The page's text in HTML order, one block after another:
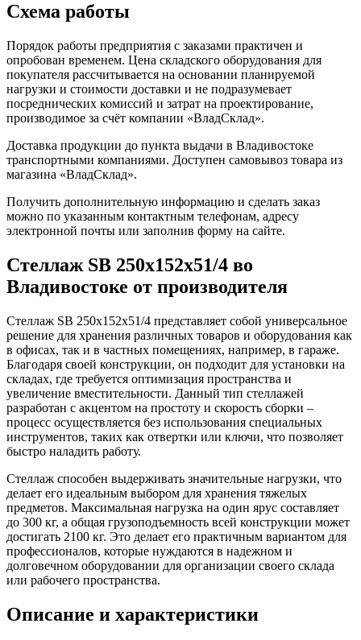
Схема работы
Порядок работы предприятия с заказами практичен и
опробован временем. Цена складского оборудования для
покупателя рассчитывается на основании планируемой
нагрузки и стоимости доставки и не подразумевает
посреднических комиссий и затрат на проектирование,
производимое за счёт компании «ВладСклад».
Доставка продукции до пункта выдачи в Владивостоке
транспортными компаниями. Доступен самовывоз товара из
магазина «ВладСклад».
Получить дополнительную информацию и сделать заказ
можно по указанным контактным телефонам, адресу
электронной почты или заполнив форму на сайте.
Стеллаж SB 250x152x51/4 во
Владивостоке от производителя
Стеллаж SB 250x152x51/4 представляет собой универсальное
решение для хранения различных товаров и оборудования как
в офисах, так и в частных помещениях, например, в гараже.
Благодаря своей конструкции, он подходит для установки на
складах, где требуется оптимизация пространства и
увеличение вместительности. Данный тип стеллажей
разработан с акцентом на простоту и скорость сборки –
процесс осуществляется без использования специальных
инструментов, таких как отвертки или ключи, что позволяет
быстро наладить работу.
Стеллаж способен выдерживать значительные нагрузки, что
делает его идеальным выбором для хранения тяжелых
предметов. Максимальная нагрузка на один ярус составляет
до 300 кг, а общая грузоподъемность всей конструкции может
достигать 2100 кг. Это делает его практичным вариантом для
профессионалов, которые нуждаются в надежном и
долговечном оборудовании для организации своего склада
или рабочего пространства.
Описание и характеристики